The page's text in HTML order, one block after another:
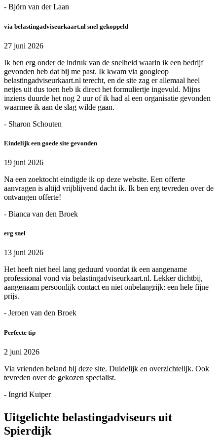
- Björn van der Laan
via belastingadviseurkaart.nl snel gekoppeld
27 juni 2026
Ik ben erg onder de indruk van de snelheid waarin ik een bedrijf
gevonden heb dat bij me past. Ik kwam via googleop
belastingadviseurkaart.nl terecht, en de site zag er allemaal heel
netjes uit dus toen heb ik direct het formuliertje ingevuld. Mijns
inziens duurde het nog 2 uur of ik had al een organisatie gevonden
waarmee ik aan de slag wilde gaan.
- Sharon Schouten
Eindelijk een goede site gevonden
19 juni 2026
Na een zoektocht eindigde ik op deze website. Een offerte
aanvragen is altijd vrijblijvend dacht ik. Ik ben erg tevreden over de
ontvangen offerte!
- Bianca van den Broek
erg snel
13 juni 2026
Het heeft niet heel lang geduurd voordat ik een aangename
professional vond via belastingadviseurkaart.nl. Lekker dichtbij,
aangenaam persoonlijk contact en niet onbelangrijk: een hele fijne
prijs.
- Jeroen van den Broek
Perfecte tip
2 juni 2026
Via vrienden beland bij deze site. Duidelijk en overzichtelijk. Ook
tevreden over de gekozen specialist.
- Ingrid Kuiper
Uitgelichte belastingadviseurs uit
Spierdijk